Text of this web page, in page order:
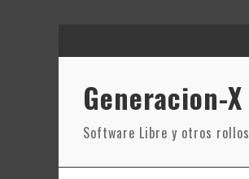
Generacion-X
Software Libre y otros rollos